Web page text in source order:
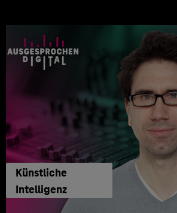
Künstliche
Intelligenz